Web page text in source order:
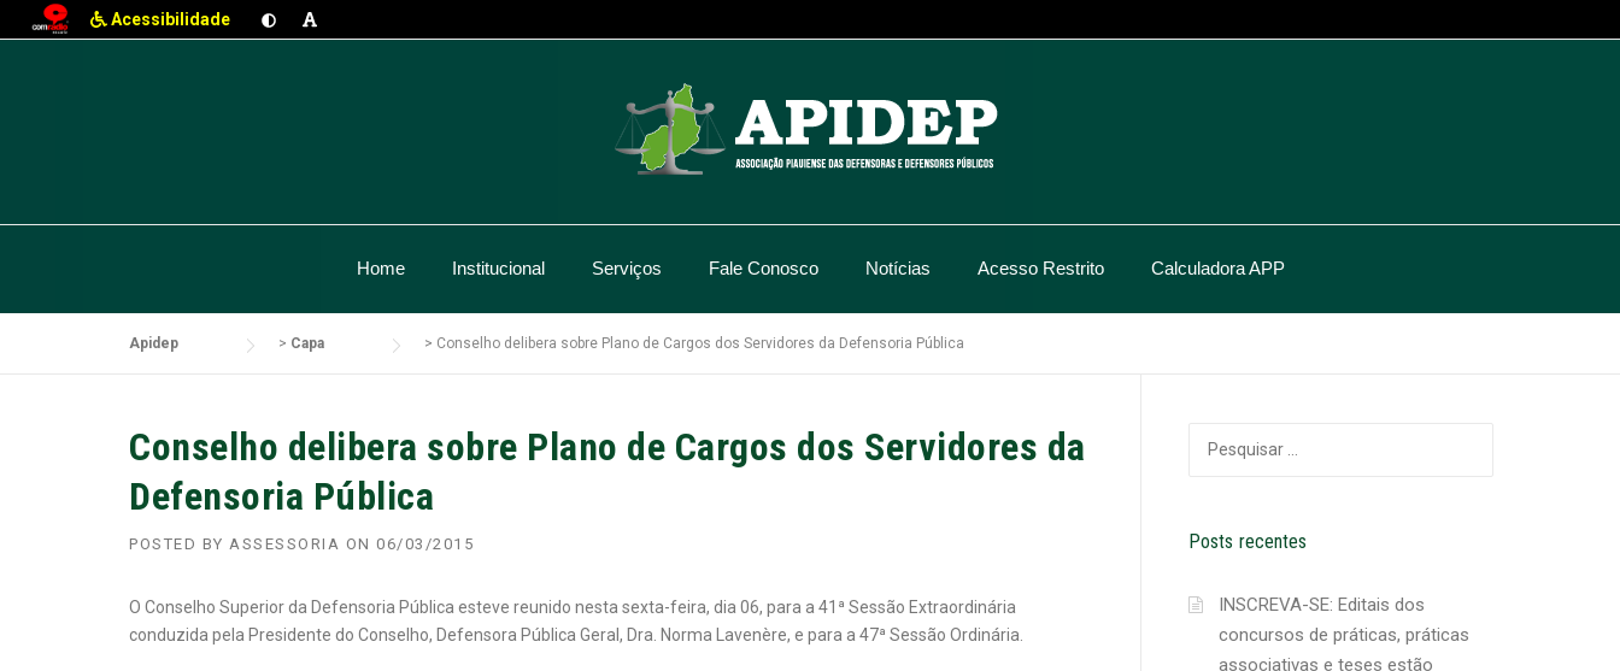
Acessibilidade
Home Institucional Serviços Fale Conosco Notícias Acesso Restrito Calculadora APP
Apidep > Capa > Conselho delibera sobre Plano de Cargos dos Servidores da Defensoria Pública
Conselho delibera sobre Plano de Cargos dos Servidores da
Defensoria Pública
POSTED BY ASSESSORIA ON 06/03/2015
O Conselho Superior da Defensoria Pública esteve reunido nesta sexta-feira, dia 06, para a 41ª Sessão Extraordinária
conduzida pela Presidente do Conselho, Defensora Pública Geral, Dra. Norma Lavenère, e para a 47ª Sessão Ordinária.
Posts recentes
INSCREVA-SE: Editais dos
concursos de práticas, práticas
associativas e teses estão